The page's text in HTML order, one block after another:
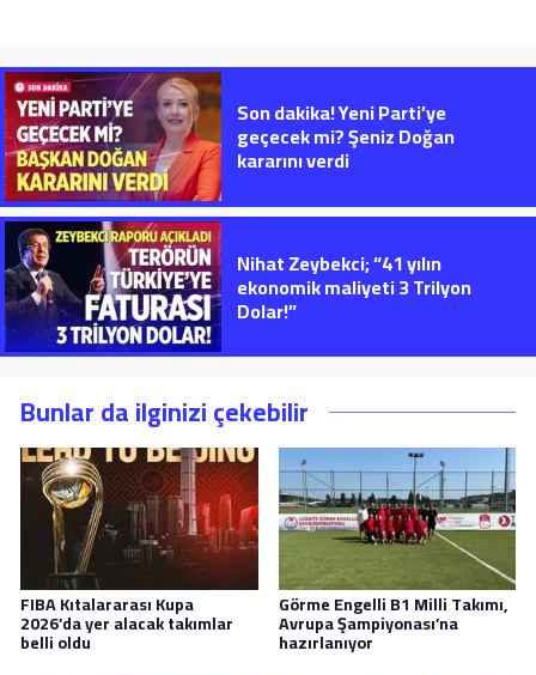
Son dakika! Yeni Parti’ye
geçecek mi? Şeniz Doğan
kararını verdi
Nihat Zeybekci; “41 yılın
ekonomik maliyeti 3 Trilyon
Dolar!”
Bunlar da ilginizi çekebilir
FIBA Kıtalararası Kupa
2026’da yer alacak takımlar
belli oldu
Görme Engelli B1 Milli Takımı,
Avrupa Şampiyonası’na
hazırlanıyor